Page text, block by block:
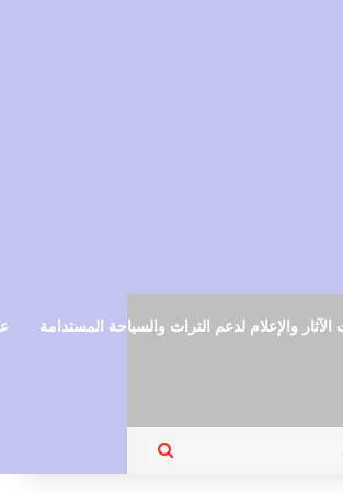
والإعلام لدعم التراث والسياحة المستدامة
بحث